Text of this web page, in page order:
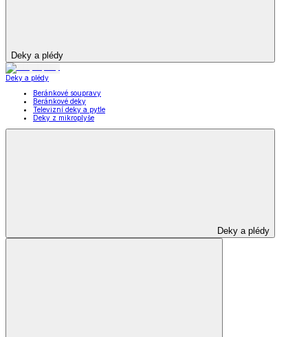
Deky a plédy
Deky a plédy
Beránkové soupravy
Beránkové deky
Televizní deky a pytle
Deky z mikroplyše
Deky a plédy